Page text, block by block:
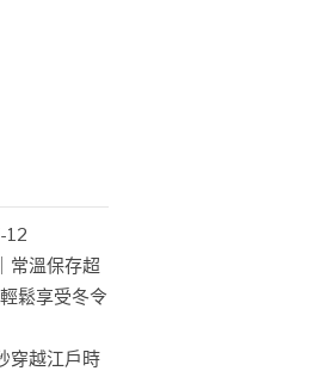
12
常溫保存超
鬆享受冬令
穿越江戶時